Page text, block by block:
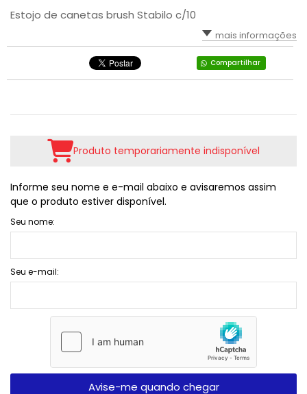
Estojo de canetas brush Stabilo c/10
mais informações
Compartilhar
Produto temporariamente indisponível
Informe seu nome e e-mail abaixo e avisaremos assim
que o produto estiver disponível.
Seu nome:
Seu e-mail:
Avise-me quando chegar